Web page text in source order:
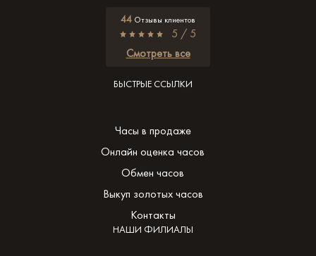
44 Отзывы клиентов
5 / 5
Смотреть все
БЫСТРЫЕ ССЫЛКИ
Часы в продаже
Онлайн оценка часов
Обмен часов
Выкуп золотых часов
Контакты
НАШИ ФИЛИАЛЫ